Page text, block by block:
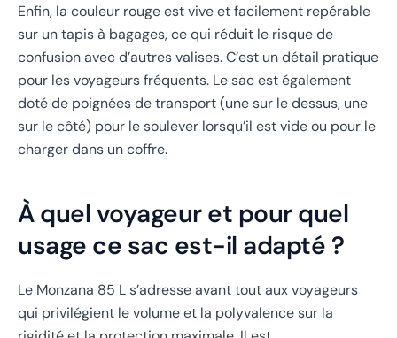
Enfin, la couleur rouge est vive et facilement repérable
sur un tapis à bagages, ce qui réduit le risque de
confusion avec d’autres valises. C’est un détail pratique
pour les voyageurs fréquents. Le sac est également
doté de poignées de transport (une sur le dessus, une
sur le côté) pour le soulever lorsqu’il est vide ou pour le
charger dans un coffre.
À quel voyageur et pour quel
usage ce sac est-il adapté ?
Le Monzana 85 L s’adresse avant tout aux voyageurs
qui privilégient le volume et la polyvalence sur la